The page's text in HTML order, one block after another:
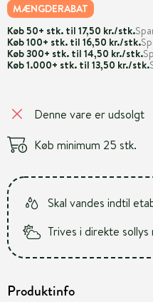
MÆNGDERABAT
Køb 50+ stk. til 17,50 kr./stk.
Køb 100+ stk. til 16,50 kr./stk.
Køb 300+ stk. til 14,50 kr./stk.
Køb 1.000+ stk. til 13,50 kr./stk.
Denne vare er udsolgt
Køb minimum 25 stk.
Skal vandes indtil
Trives i direkte sollys
Produktinfo